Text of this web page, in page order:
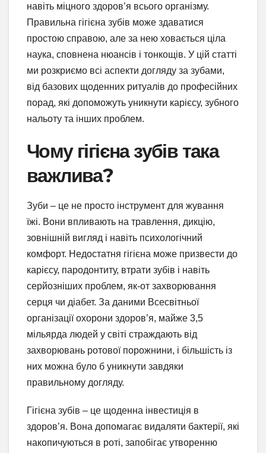
навіть міцного здоров’я всього організму.
Правильна гігієна зубів може здаватися
простою справою, але за нею ховається ціла
наука, сповнена нюансів і тонкощів. У цій статті
ми розкриємо всі аспекти догляду за зубами,
від базових щоденних ритуалів до професійних
порад, які допоможуть уникнути карієсу, зубного
нальоту та інших проблем.
Чому гігієна зубів така
важлива?
Зуби – це не просто інструмент для жування
їжі. Вони впливають на травлення, дикцію,
зовнішній вигляд і навіть психологічний
комфорт. Недостатня гігієна може призвести до
карієсу, пародонтиту, втрати зубів і навіть
серйозніших проблем, як-от захворювання
серця чи діабет. За даними Всесвітньої
організації охорони здоров’я, майже 3,5
мільярда людей у світі страждають від
захворювань ротової порожнини, і більшість із
них можна було б уникнути завдяки
правильному догляду.
Гігієна зубів – це щоденна інвестиція в
здоров’я. Вона допомагає видаляти бактерії, які
накопичуються в роті, запобігає утворенню